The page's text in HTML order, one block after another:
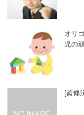
オリ
児の
[監修